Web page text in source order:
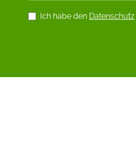
Ich habe den Datenschutz